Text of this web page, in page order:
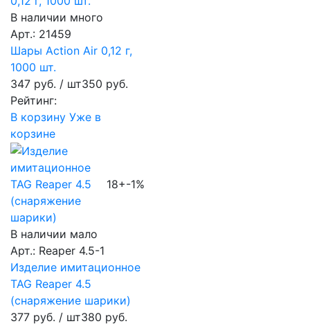
В наличии много
Арт.: 21459
Шары Action Air 0,12 г,
1000 шт.
347 руб. / шт350 руб.
Рейтинг:
В корзину Уже в
корзине
18+-1%
В наличии мало
Арт.: Reaper 4.5-1
Изделие имитационное
TAG Reaper 4.5
(снаряжение шарики)
377 руб. / шт380 руб.